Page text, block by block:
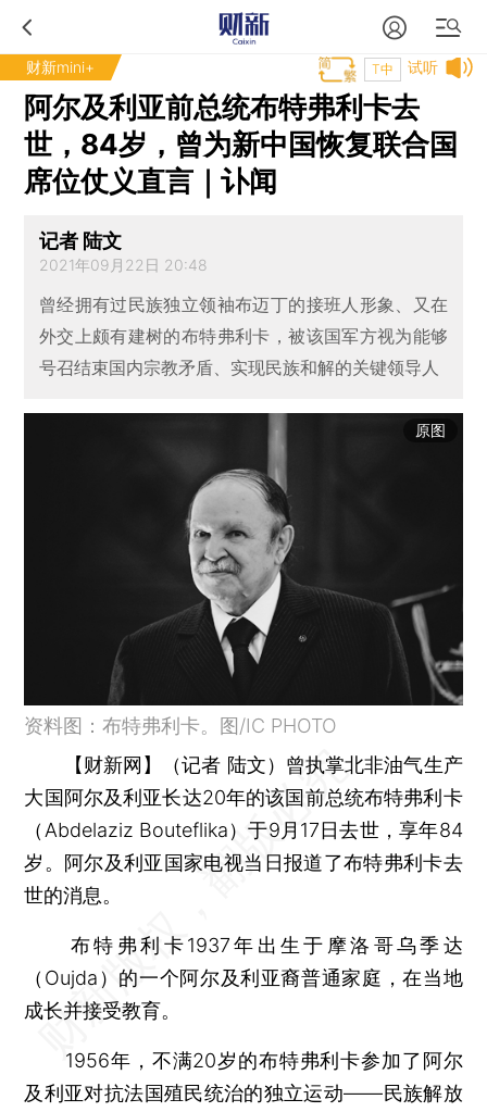
财新mini+ 试听
T中
阿尔及利亚前总统布特弗利卡去
世，84岁，曾为新中国恢复联合国
席位仗义直言｜讣闻
记者 陆文
2021年09月22日 20:48
曾经拥有过民族独立领袖布迈丁的接班人形象、又在
外交上颇有建树的布特弗利卡，被该国军方视为能够
号召结束国内宗教矛盾、实现民族和解的关键领导人
原图
资料图：布特弗利卡。图/IC PHOTO
【财新网】（记者 陆文） 曾执掌北非油气生产
大国阿尔及利亚长达20年的该国前总统布特弗利卡
（Abdelaziz Bouteflika）于9月17日去世，享年84
岁。阿尔及利亚国家电视当日报道了布特弗利卡去
世的消息。
布特弗利卡1937年出生于摩洛哥乌季达
（Oujda）的一个阿尔及利亚裔普通家庭，在当地
成长并接受教育。
1956年，不满20岁的布特弗利卡参加了阿尔
及利亚对抗法国殖民统治的独立运动——民族解放